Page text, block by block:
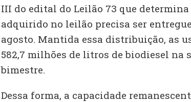
III do edital do Leilão 73 que determina
adquirido no leilão precisa ser
agosto. Mantida essa distribuição, as
582,7 milhões de litros de biodiesel na
bimestre.
Dessa forma, a capacidade